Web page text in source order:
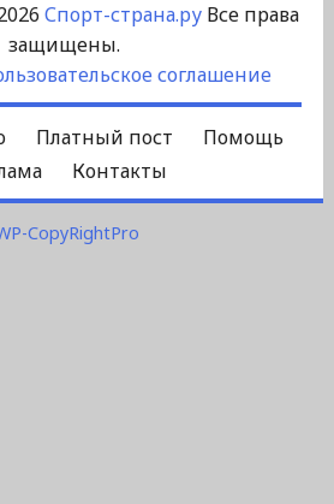
Спорт-страна.руВсе права
защищены.
соглашение
Платный пост
Помощь
Контакты
CopyRightPro